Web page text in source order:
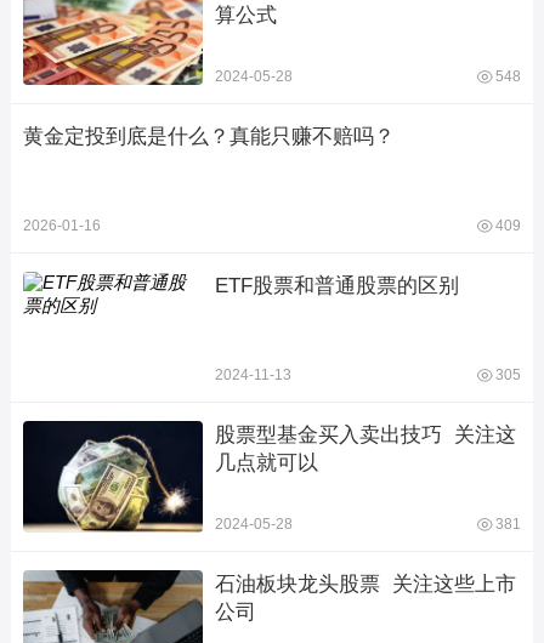
算公式
2024-05-28 548
黄金定投到底是什么？真能只赚不赔吗？
2026-01-16 409
ETF股票和普通股票的区别
2024-11-13 305
股票型基金买入卖出技巧  关注这
几点就可以
2024-05-28 381
石油板块龙头股票  关注这些上市
公司